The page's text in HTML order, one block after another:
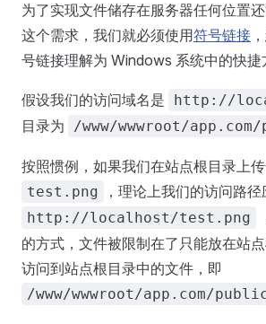
为了实现文件储存在服务器任何位置
这个需求，我们就必须使用符号链接
号链接理解为 Windows 系统中的快捷
假设我们的访问域名是 http://
目录为
/www/wwwroot/
按照惯例，如果我们在站点根目录上
test.png ，理论上我们的访问路径
http://localhost/test.png
的方式，文件被限制在了只能放在站
访问到站点根目录中的文件，即
/www/wwwroot/app.com/